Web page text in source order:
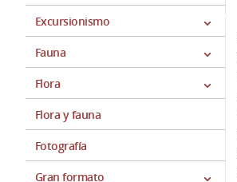
Excursionismo
Fauna
Flora
Flora y fauna
Fotografía
Gran formato